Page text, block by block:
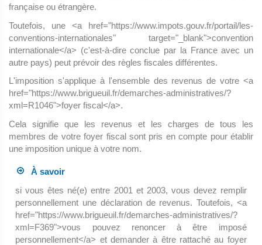
française ou étrangère.
Toutefois, une <a href="https://www.impots.gouv.fr/portail/les-
conventions-internationales" target="_blank">convention
internationale</a> (c'est-à-dire conclue par la France avec un
autre pays) peut prévoir des règles fiscales différentes.
L'imposition s'applique à l'ensemble des revenus de votre <a
href="https://www.brigueuil.fr/demarches-administratives/?
xml=R1046">foyer fiscal</a>.
Cela signifie que les revenus et les charges de tous les
membres de votre foyer fiscal sont pris en compte pour établir
une imposition unique à votre nom.
À savoir
si vous êtes né(e) entre 2001 et 2003, vous devez remplir
personnellement une déclaration de revenus. Toutefois, <a
href="https://www.brigueuil.fr/demarches-administratives/?
xml=F369">vous pouvez renoncer à être imposé
personnellement</a> et demander à être rattaché au foyer